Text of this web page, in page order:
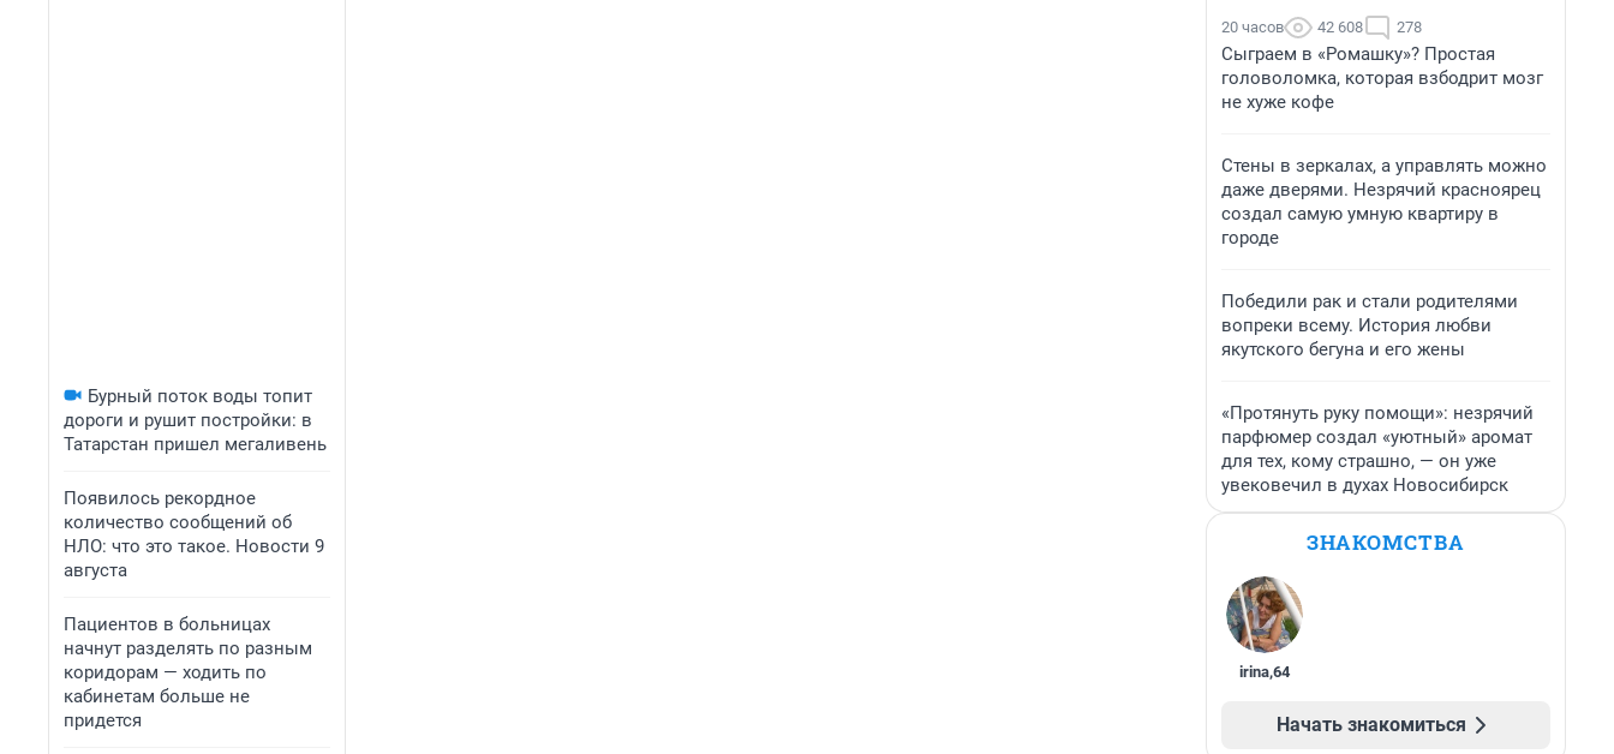
Бурный поток воды топит
дороги и рушит постройки: в
Татарстан пришел мегаливень
Появилось рекордное
количество сообщений об
НЛО: что это такое. Новости 9
августа
Пациентов в больницах
начнут разделять по разным
коридорам — ходить по
кабинетам больше не
придется
20 часов 42 608 278
Сыграем в «Ромашку»? Простая
головоломка, которая взбодрит мозг
не хуже кофе
Стены в зеркалах, а управлять можно
даже дверями. Незрячий красноярец
создал самую умную квартиру в
городе
Победили рак и стали родителями
вопреки всему. История любви
якутского бегуна и его жены
«Протянуть руку помощи»: незрячий
парфюмер создал «уютный» аромат
для тех, кому страшно, — он уже
увековечил в духах Новосибирск
ЗНАКОМСТВА
irina,64
Начать знакомиться